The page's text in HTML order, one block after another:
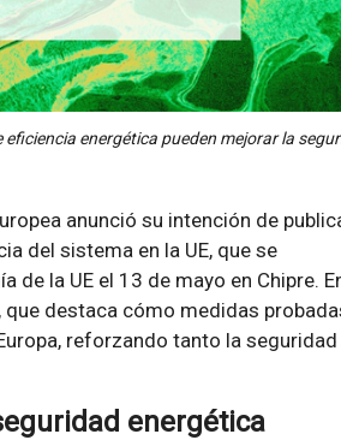
energética pueden mejorar la
anunció su intención de
del sistema en la UE, que se
de la UE el 13 de mayo en Chipre.
destaca cómo medidas
reforzando tanto la seguridad
energética